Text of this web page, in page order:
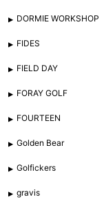
DORMIE WORKSHOP
FIDES
FIELD DAY
FORAY GOLF
FOURTEEN
Golden Bear
Golfickers
gravis